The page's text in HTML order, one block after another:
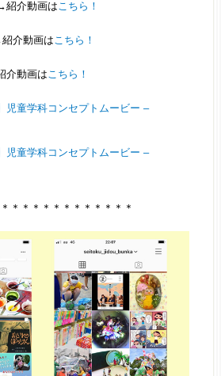
紹介動画はこちら！
介動画はこちら！
介動画は こちら！
児童学科コンセプトムービー –
児童学科コンセプトムービー –
＊＊＊＊＊＊＊＊＊＊＊＊